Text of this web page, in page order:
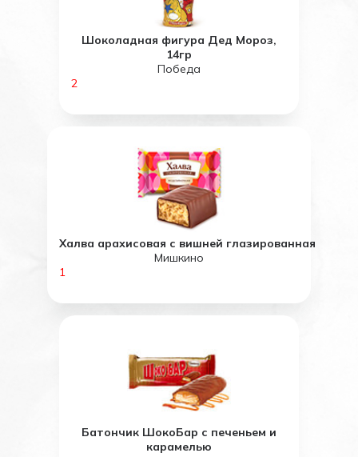
Шоколадная фигура Дед Мороз,
14гр
Победа
2
Халва арахисовая с вишней глазированная
Мишкино
1
Батончик ШокоБар с печеньем и
карамелью